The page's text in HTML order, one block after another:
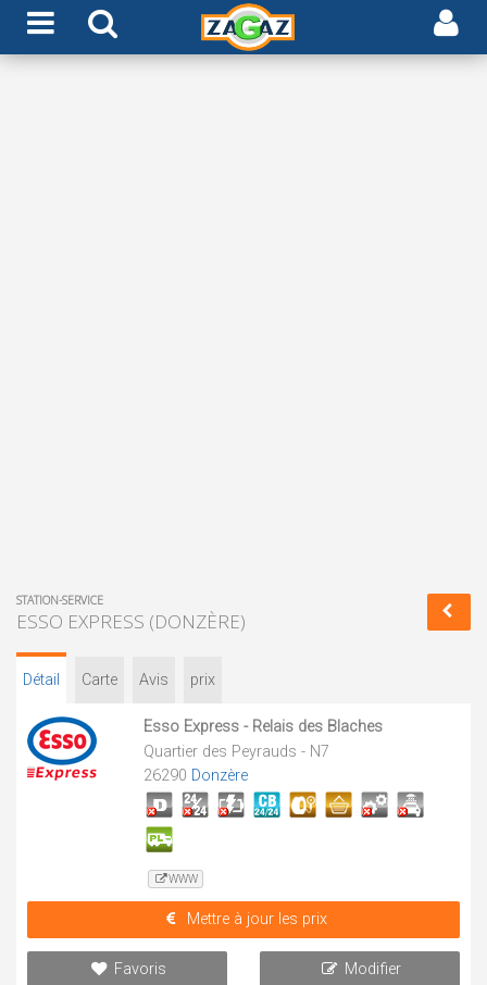
STATION-SERVICE
ESSO EXPRESS (DONZÈRE)
Détail Carte Avis prix
Esso Express - Relais des Blaches
Quartier des Peyrauds - N7
26290 Donzère
WWW
Mettre à jour les prix
Favoris Modifier